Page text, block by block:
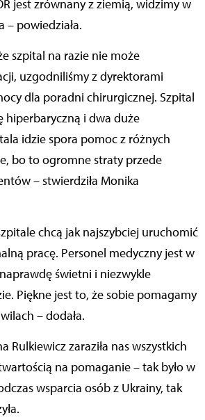
jest zrównany z ziemią, widzimy w
– powiedziała.
szpital na razie nie może
uzgodniliśmy z dyrektorami
dla poradni chirurgicznej. Szpital
hiperbaryczną i dwa duże
idzie spora pomoc z różnych
bo to ogromne straty przede
– stwierdziła Monika
chcą jak najszybciej uruchomić
pracę. Personel medyczny jest w
świetni i niezwykle
Piękne jest to, że sobie pomagamy
– dodała.
Rulkiewicz zaraziła nas wszystkich
na pomaganie – tak było w
wsparcia osób z Ukrainy, tak